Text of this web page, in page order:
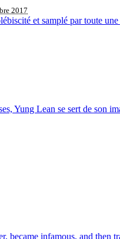
2017
et samplé par toute
Yung Lean se sert de
became infamous, and then